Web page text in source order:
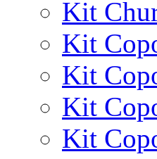
Kit
Kit
Kit
Kit
Kit